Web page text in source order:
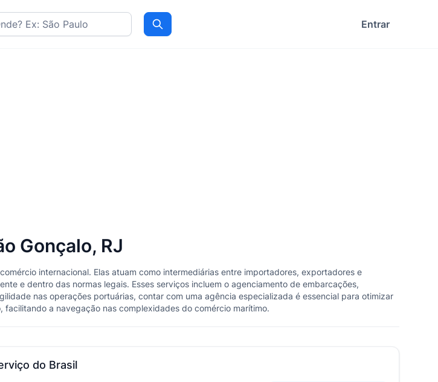
Procurar Entrar
Gonçalo, RJ
internacional. Elas atuam como intermediárias entre importadores, exportadores e
e dentro das normas legais. Esses serviços incluem o agenciamento de embarcações,
nas operações portuárias, contar com uma agência especializada é essencial para otimizar
a navegação nas complexidades do comércio marítimo.
do Brasil